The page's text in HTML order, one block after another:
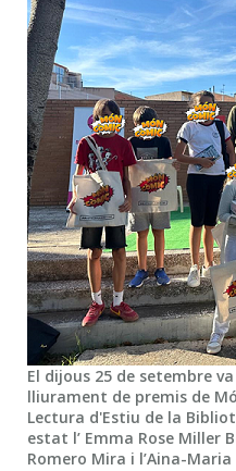
El dijous 25 de setembre
lliurament de premis de
Lectura d'Estiu de la
estat l’ Emma Rose Miller
Romero Mira i l’Aina-